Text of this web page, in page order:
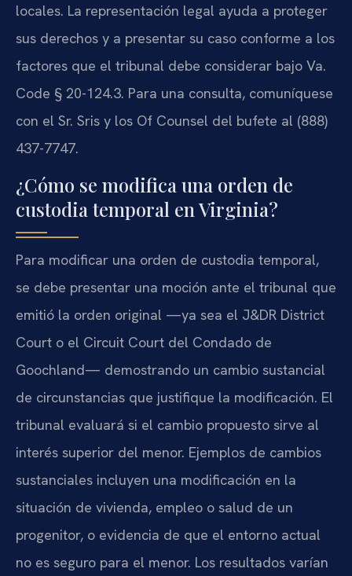
locales. La representación legal ayuda a proteger
sus derechos y a presentar su caso conforme a los
factores que el tribunal debe considerar bajo Va.
Code § 20-124.3. Para una consulta, comuníquese
con el Sr. Sris y los Of Counsel del bufete al (888)
437-7747.
¿Cómo se modifica una orden de
custodia temporal en Virginia?
Para modificar una orden de custodia temporal,
se debe presentar una moción ante el tribunal que
emitió la orden original —ya sea el J&DR District
Court o el Circuit Court del Condado de
Goochland— demostrando un cambio sustancial
de circunstancias que justifique la modificación. El
tribunal evaluará si el cambio propuesto sirve al
interés superior del menor. Ejemplos de cambios
sustanciales incluyen una modificación en la
situación de vivienda, empleo o salud de un
progenitor, o evidencia de que el entorno actual
no es seguro para el menor. Los resultados varían